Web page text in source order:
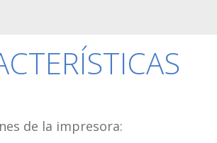
de la impresora: